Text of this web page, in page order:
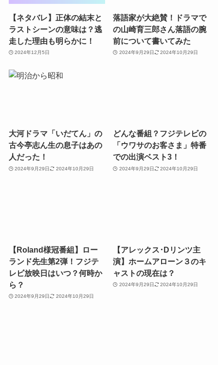
【ネタバレ】正体の結末と
ラストシーンの意味は？逃
走した理由も明らかに！
2024年12月5日
落語家が大絶賛！ドラマで
の山崎育三郎さん落語の腕
前について書いてみた
2024年9月29日 2024年10月29日
大河ドラマ「いだてん」の
古今亭志ん生の息子はあの
人だった！
2024年9月29日 2024年10月29日
どんな番組？フジテレビの
「ウワサのお客さま」特番
での出演ベスト3！
2024年9月29日 2024年10月29日
【Roland様冠番組】ロー
ランド先生第2弾！フジテ
レビ放映日はいつ？何時か
ら？
2024年9月29日 2024年10月29日
【アレックス･Dリンツ主
演】ホームアローン３のキ
ャストの現在は？
2024年9月29日 2024年10月29日